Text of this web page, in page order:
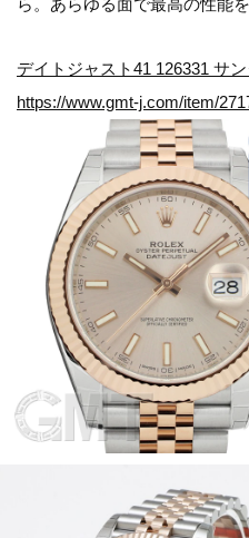
ら。あらゆる面で最高の性能
デイトジャスト41 126331 サン
https://www.gmt-j.com/item/